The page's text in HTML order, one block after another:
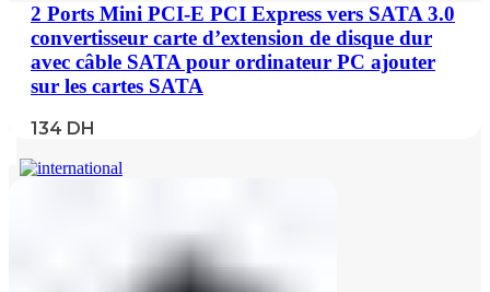
2 Ports Mini PCI-E PCI Express vers SATA 3.0
convertisseur carte d’extension de disque dur
avec câble SATA pour ordinateur PC ajouter
sur les cartes SATA
134 DH